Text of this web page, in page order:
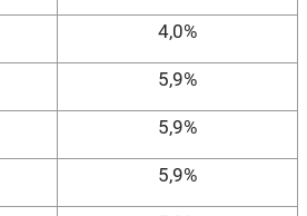
4,0%
5,9%
5,9%
5,9%